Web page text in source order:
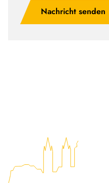
Nachricht senden